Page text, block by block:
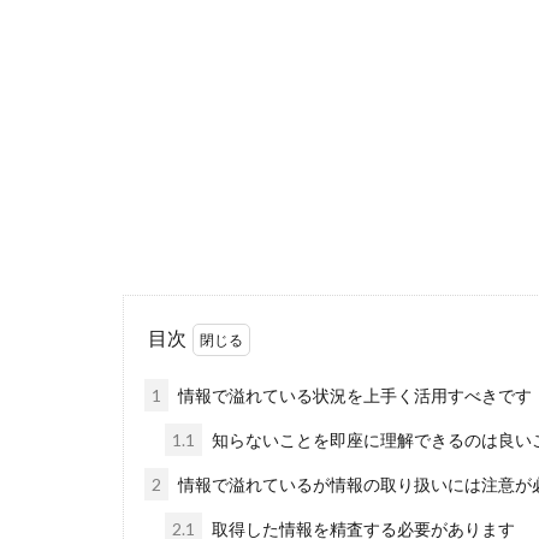
目次
1 情報で溢れている状況を上手く活用すべきです
1.1 知らないことを即座に理解できるのは良い
2 情報で溢れているが情報の取り扱いには注意が
2.1 取得した情報を精査する必要があります